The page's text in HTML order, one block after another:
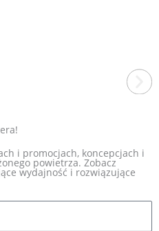
amerykańskiej firmy EXAIR
ponad 40 lat wyznacza
sprężonym
dysze
i promocjach, koncepcjach i
powietrza. Zobacz
wydajność i rozwiązujące